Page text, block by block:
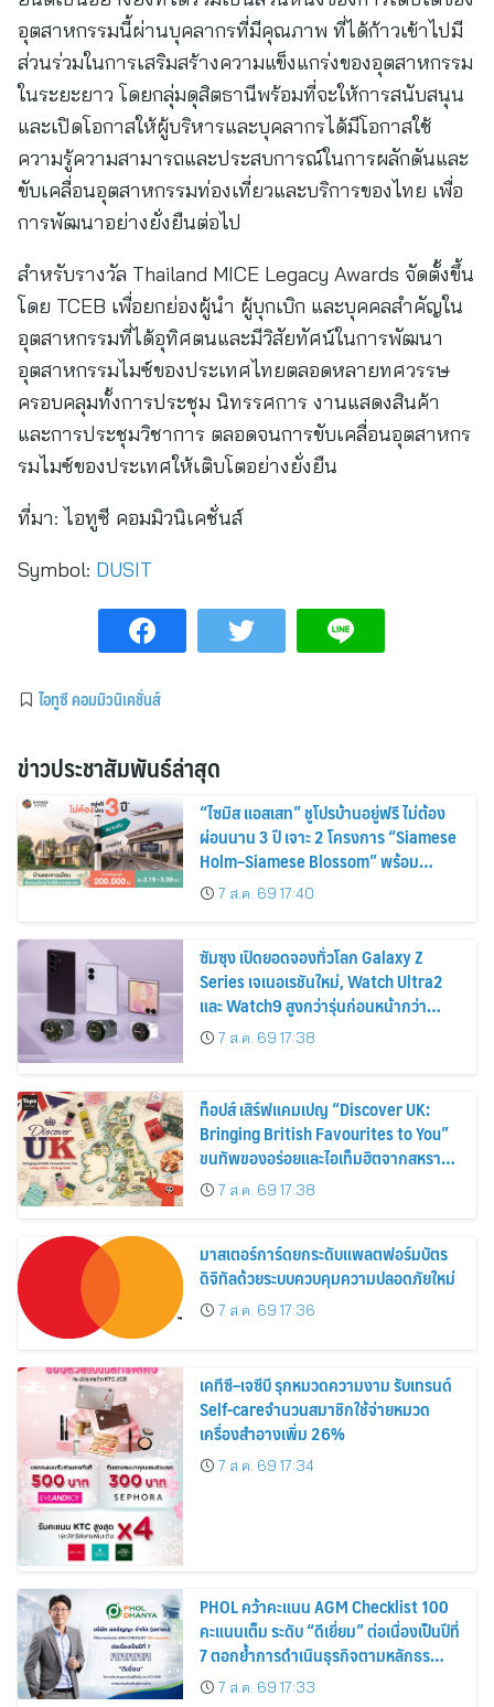
อุตสาหกรรมนี้ผ่านบุคลากรที่มีคุณภาพ ที่ได้ก้าวเข้าไปมี
ส่วนร่วมในการเสริมสร้างความแข็งแกร่งของอุตสาหกรรม
ในระยะยาว โดยกลุ่มดุสิตธานีพร้อมที่จะให้การสนับสนุน
และเปิดโอกาสให้ผู้บริหารและบุคลากรได้มีโอกาสใช้
ความรู้ความสามารถและประสบการณ์ในการผลักดันและ
ขับเคลื่อนอุตสาหกรรมท่องเที่ยวและบริการของไทย เพื่อ
การพัฒนาอย่างยั่งยืนต่อไป
สำหรับรางวัล Thailand MICE Legacy Awards จัดตั้งขึ้น
โดย TCEB เพื่อยกย่องผู้นำ ผู้บุกเบิก และบุคคลสำคัญใน
อุตสาหกรรมที่ได้อุทิศตนและมีวิสัยทัศน์ในการพัฒนา
อุตสาหกรรมไมซ์ของประเทศไทยตลอดหลายทศวรรษ
ครอบคลุมทั้งการประชุม นิทรรศการ งานแสดงสินค้า
และการประชุมวิชาการ ตลอดจนการขับเคลื่อนอุตสาหกร
รมไมซ์ของประเทศให้เติบโตอย่างยั่งยืน
ที่มา: ไอทูซี คอมมิวนิเคชั่นส์
Symbol: DUSIT
ไอทูซี คอมมิวนิเคชั่นส์
ข่าวประชาสัมพันธ์ล่าสุด
“ไซมิส แอสเสท” ชูโปรบ้านอยู่ฟรี ไม่ต้อง
ผ่อนนาน 3 ปี เจาะ 2 โครงการ “Siamese
Holm–Siamese Blossom” พร้อม
ส่วนลดและสิทธิพิเศษถึง 31 สิงหาคม
2569
7 ส.ค. 69 17:40
ซัมซุง เปิดยอดจองทั่วโลก Galaxy Z
Series เจเนอเรชันใหม่, Watch Ultra2
และ Watch9 สูงกว่ารุ่นก่อนหน้ากว่า
30%7 ส.ค. 69 17:38
ท็อปส์ เสิร์ฟแคมเปญ “Discover UK:
Bringing British Favourites to You”
ขนทัพของอร่อยและไอเท็มฮิตจากสหราช
อาณาจักร ส่งตรงถึงมือตั้งแต่วันนี้ – 18
สิงหาคมนี้
7 ส.ค. 69 17:38
มาสเตอร์การ์ดยกระดับแพลตฟอร์มบัตร
ดิจิทัลด้วยระบบควบคุมความปลอดภัยใหม่
7 ส.ค. 69 17:36
เคทีซี–เจซีบี รุกหมวดความงาม รับเทรนด์
Self-careจำนวนสมาชิกใช้จ่ายหมวด
เครื่องสำอางเพิ่ม 26%
7 ส.ค. 69 17:34
PHOL คว้าคะแนน AGM Checklist 100
คะแนนเต็ม ระดับ “ดีเยี่ยม” ต่อเนื่องเป็นปีที่
7 ตอกย้ำการดำเนินธุรกิจตามหลักธร
รมาภิบาล โปร่งใส สร้างความเชื่อมั่นผู้ถือ
7 ส.ค. 69 17:33